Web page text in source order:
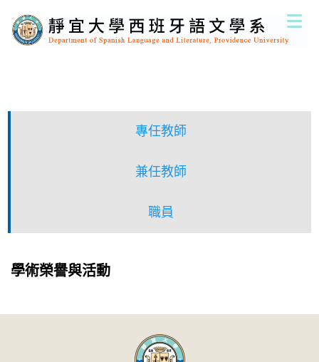
到
主
專任教師
兼任教師
職員
學術榮譽與活動